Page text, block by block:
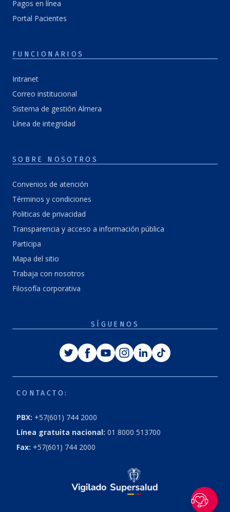
Pagos en línea
Portal Pacientes
FUNCIONARIOS
Intranet
Correo institucional
Sistema de gestión Almera
Línea de integridad
SOBRE NOSOTROS
Convenios de atención
Términos y condiciones
Politicas de privacidad
Transparencia y acceso a información pública
Participa
Mapa del sitio
Trabaja con nosotros
Filosofía corporativa
SÍGUENOS
TwitterFacebook
YoutubeInstagram
LinkedinTiktok
CONTACTO:
PBX: +57(601) 744 2000
Línea gratuita nacional: 01 8000 513700
Fax: +57(601) 744 2000